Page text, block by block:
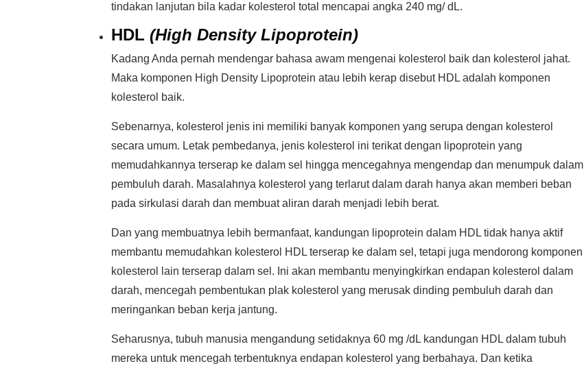
tindakan lanjutan bila kadar kolesterol total mencapai angka 240 mg/ dL.
HDL (High Density Lipoprotein)
Kadang Anda pernah mendengar bahasa awam mengenai kolesterol baik dan kolesterol jahat.
Maka komponen High Density Lipoprotein atau lebih kerap disebut HDL adalah komponen
kolesterol baik.
Sebenarnya, kolesterol jenis ini memiliki banyak komponen yang serupa dengan kolesterol
secara umum. Letak pembedanya, jenis kolesterol ini terikat dengan lipoprotein yang
memudahkannya terserap ke dalam sel hingga mencegahnya mengendap dan menumpuk dalam
pembuluh darah. Masalahnya kolesterol yang terlarut dalam darah hanya akan memberi beban
pada sirkulasi darah dan membuat aliran darah menjadi lebih berat.
Dan yang membuatnya lebih bermanfaat, kandungan lipoprotein dalam HDL tidak hanya aktif
membantu memudahkan kolesterol HDL terserap ke dalam sel, tetapi juga mendorong komponen
kolesterol lain terserap dalam sel. Ini akan membantu menyingkirkan endapan kolesterol dalam
darah, mencegah pembentukan plak kolesterol yang merusak dinding pembuluh darah dan
meringankan beban kerja jantung.
Seharusnya, tubuh manusia mengandung setidaknya 60 mg /dL kandungan HDL dalam tubuh
mereka untuk mencegah terbentuknya endapan kolesterol yang berbahaya. Dan ketika